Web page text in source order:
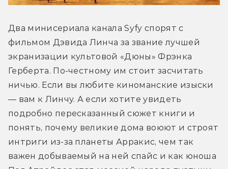
Два минисериала канала Syfy спорят с
фильмом Дэвида Линча за звание лучшей
экранизации культовой «Дюны» Фрэнка
Герберта. По-честному им стоит засчитать
ничью. Если вы любите киноманские изыски
— вам к Линчу. А если хотите увидеть
подробно пересказанный сюжет книги и
понять, почему великие дома воюют и строят
интриги из-за планеты Арракис, чем так
важен добываемый на ней спайс и как юноша